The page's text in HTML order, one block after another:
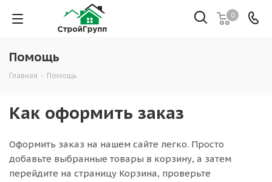
0
Помощь
Главная - Помощь
Как оформить заказ
Оформить заказ на нашем сайте легко. Просто
добавьте выбранные товары в корзину, а затем
перейдите на страницу Корзина, проверьте